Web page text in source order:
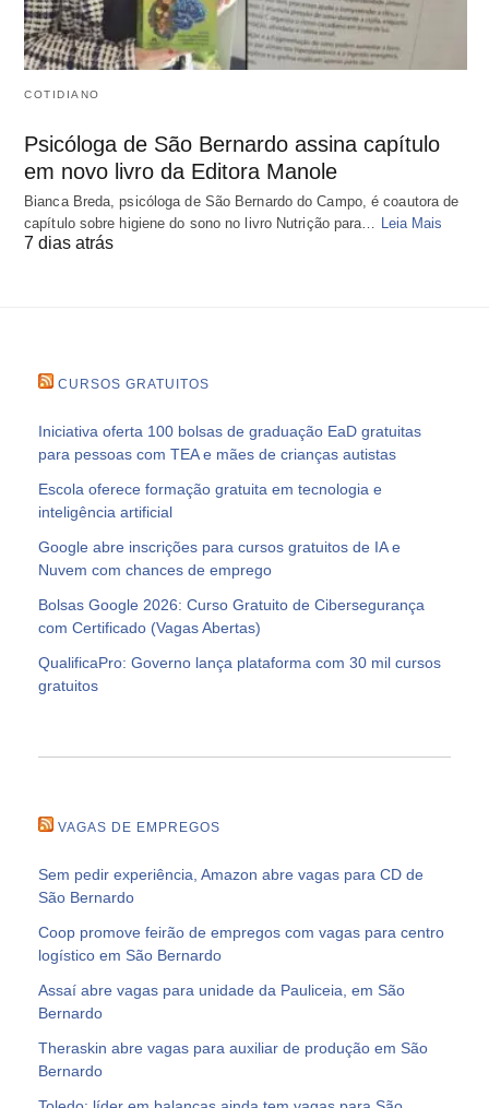
COTIDIANO
Psicóloga de São Bernardo assina capítulo
em novo livro da Editora Manole
Bianca Breda, psicóloga de São Bernardo do Campo, é coautora de
capítulo sobre higiene do sono no livro Nutrição para…
Leia Mais
7 dias atrás
CURSOS GRATUITOS
Iniciativa oferta 100 bolsas de graduação EaD gratuitas
para pessoas com TEA e mães de crianças autistas
Escola oferece formação gratuita em tecnologia e
inteligência artificial
Google abre inscrições para cursos gratuitos de IA e
Nuvem com chances de emprego
Bolsas Google 2026: Curso Gratuito de Cibersegurança
com Certificado (Vagas Abertas)
QualificaPro: Governo lança plataforma com 30 mil cursos
gratuitos
VAGAS DE EMPREGOS
Sem pedir experiência, Amazon abre vagas para CD de
São Bernardo
Coop promove feirão de empregos com vagas para centro
logístico em São Bernardo
Assaí abre vagas para unidade da Pauliceia, em São
Bernardo
Theraskin abre vagas para auxiliar de produção em São
Bernardo